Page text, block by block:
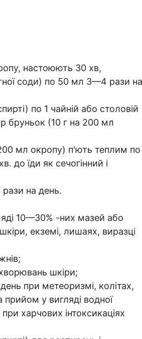
настоюють 30 хв,
соди) по 50 мл 3—4 рази на
по 1 чайній або столовій
бруньок (10 г на 200 мл
мл окропу) п'ють теплим по
до їди як сечогінний і
на день.
10—30% -них мазей або
екземі, лишаях, виразці
шкіри;
при метеоризмі, колітах,
у вигляді водної
харчових інтоксикаціях